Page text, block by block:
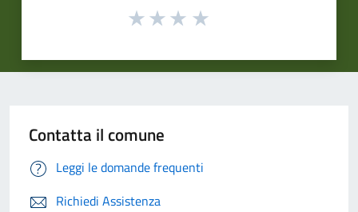
Contatta il comune
Leggi le domande frequenti
Richiedi Assistenza